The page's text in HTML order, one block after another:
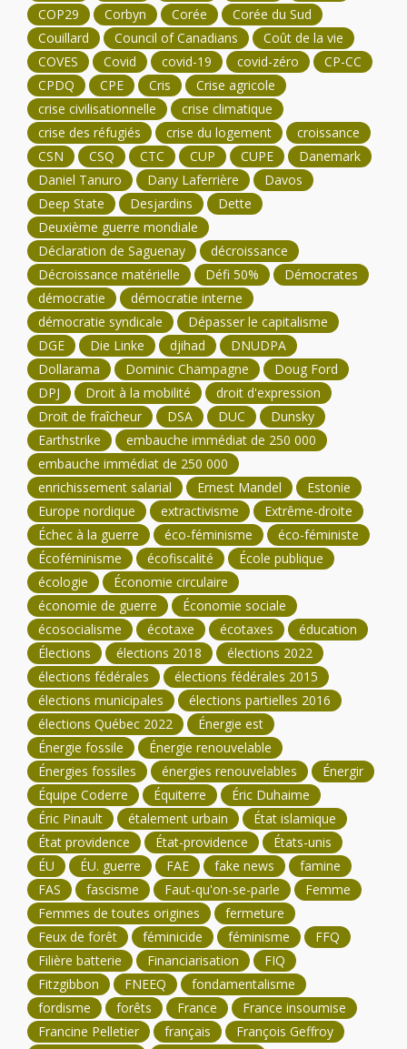
COP29
Corbyn Corée
Corée du Sud
Couillard
Council of Canadians
Coût de la vie
COVES
Covid covid-19 covid-zéro
CP-CC
CPDQ
CPE Cris
Crise agricole
crise civilisationnelle
crise climatique
crise des réfugiés
crise du logement
croissance
CSN
CSQ CTC CUP CUPE
Danemark
Daniel Tanuro
Dany Laferrière
Davos
Deep State
Desjardins
Dette
Deuxième guerre mondiale
Déclaration de Saguenay
décroissance
Décroissance matérielle
Défi 50%
Démocrates
démocratie
démocratie interne
démocratie syndicale
Dépasser le capitalisme
DGE
Die Linke djihad
DNUDPA
Dollarama
Dominic Champagne
Doug Ford
DPJ
Droit à la mobilité
droit d'expression
Droit de fraîcheur
DSA DUC
Dunsky
Earthstrike
embauche immédiat de 250 000
embauche immédiat de 250 000
enrichissement salarial
Ernest Mandel
Estonie
Europe nordique
extractivisme
Extrême-droite
Échec à la guerre
éco-féminisme
éco-féministe
Écoféminisme
écofiscalité
École publique
écologie
Économie circulaire
économie de guerre
Économie sociale
écosocialisme
écotaxe écotaxes
éducation
Élections
élections 2018
élections 2022
élections fédérales
élections fédérales 2015
élections municipales
élections partielles 2016
élections Québec 2022
Énergie est
Énergie fossile
Énergie renouvelable
Énergies fossiles
énergies renouvelables
Énergir
Équipe Coderre
Équiterre
Éric Duhaime
Éric Pinault
étalement urbain
État islamique
État providence
État-providence
États-unis
ÉU
ÉU. guerre FAE fake news
famine
FAS
fascisme Faut-qu'on-se-parle
Femme
Femmes de toutes origines
fermeture
Feux de forêt
féminicide féminisme
FFQ
Filière batterie
Financiarisation
FIQ
Fitzgibbon
FNEEQ
fondamentalisme
fordisme
forêts France
France insoumise
Francine Pelletier
français
François Geffroy